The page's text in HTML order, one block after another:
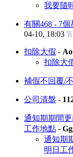
我要隨
有關468 - 7
04-10, 18:03
扣除大假 - Ao
扣除大
補假不回覆/
公司清盤 -
通知期期間
工作地點 -
通知期
明日工